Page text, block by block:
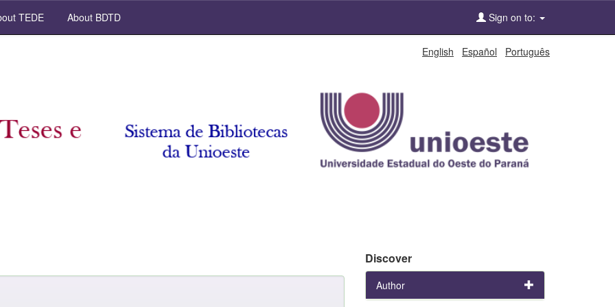
TEDE About BDTD Sign on to:
English Español Português
Discover
Author